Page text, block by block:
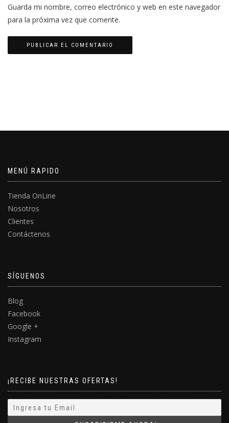
Guarda mi nombre, correo electrónico y web en este navegador
para la próxima vez que comente.
MENÚ RAPIDO
Tienda OnLine
Nosotros
Clientes
Contáctenos
SÍGUENOS
Blog
Facebook
Google +
Instagram
¡RECIBE NUESTRAS OFERTAS!